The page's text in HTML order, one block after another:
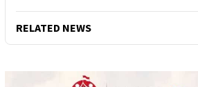
RELATED NEWS